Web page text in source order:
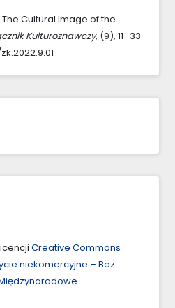
Cultural Image of the
Kulturoznawczy, (9), 11–33.
Creative Commons
niekomercyjne – Bez
.